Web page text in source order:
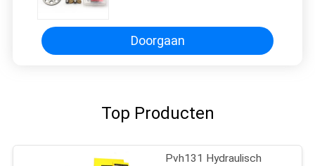
Machinereparatie
Doorgaan
Top Producten
Pvh131 Hydraulisch